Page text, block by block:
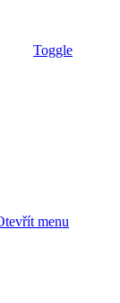
Toggle
menu